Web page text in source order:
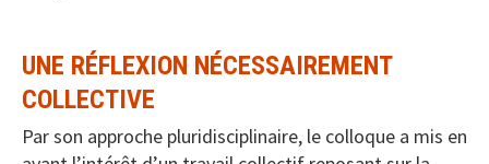
UNE RÉFLEXION NÉCESSAIREMENT
COLLECTIVE
Par son approche pluridisciplinaire, le colloque a mis en